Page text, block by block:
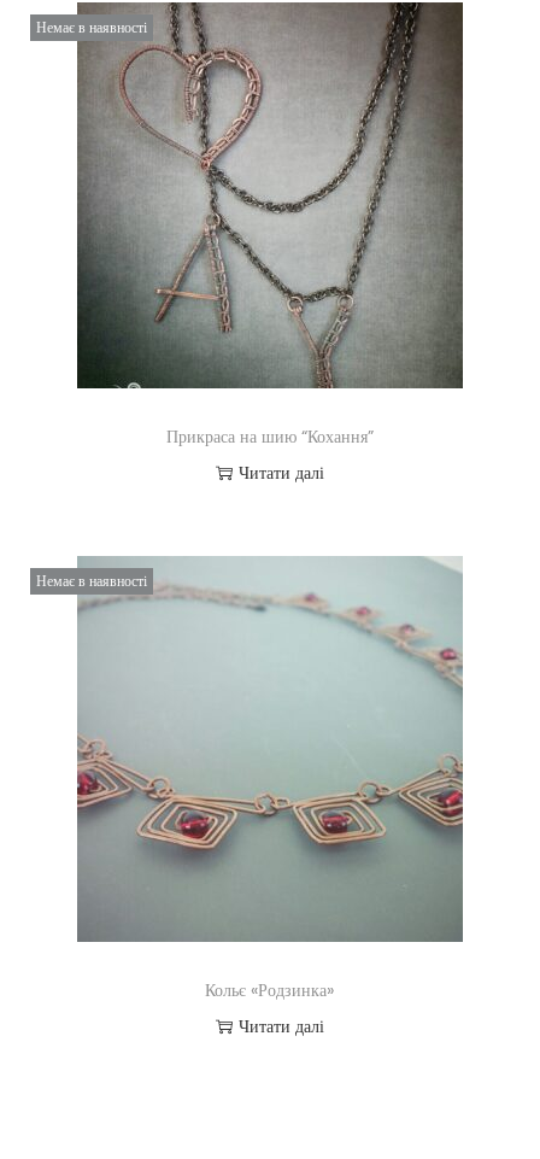
Немає в наявності
Прикраса на шию “Кохання”
Читати далі
Немає в наявності
Кольє «Родзинка»
Читати далі